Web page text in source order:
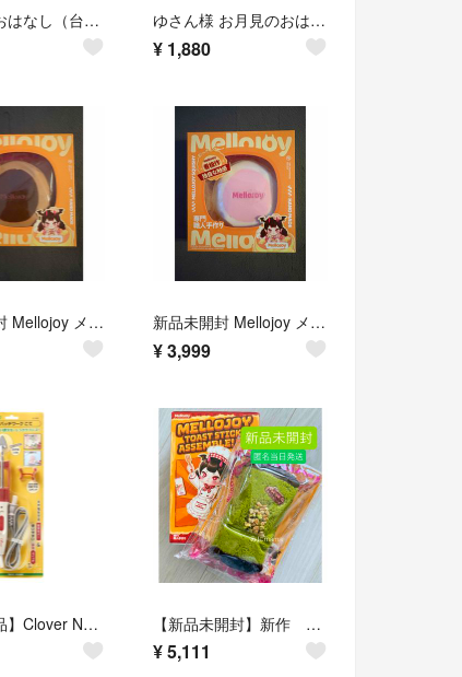
お月見のおはなし（台本、お月見クイズ付き） パネルシアター 未カット ゆさん様 お月見のおはなし（台本付き、お月見クイズ付き） 特大パネルシアター 未カット
¥ 1,880
新品未開封 Mellojoy メロジョイ 贅沢スフレ（チョコレートスフレ) L 新品未開封 Mellojoy メロジョイ 贅沢スフレ（いちごスフレ）Mサイズ
¥3,999
【人気商品】Clover NEW パッチワークこて 57-903 【新品未開封】新作 メロジョイ トーストスティック ドバイチョコレート
¥5,111